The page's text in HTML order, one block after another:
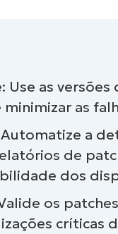
do Windows
de
as versões
as
a
de
dos
os
críticas